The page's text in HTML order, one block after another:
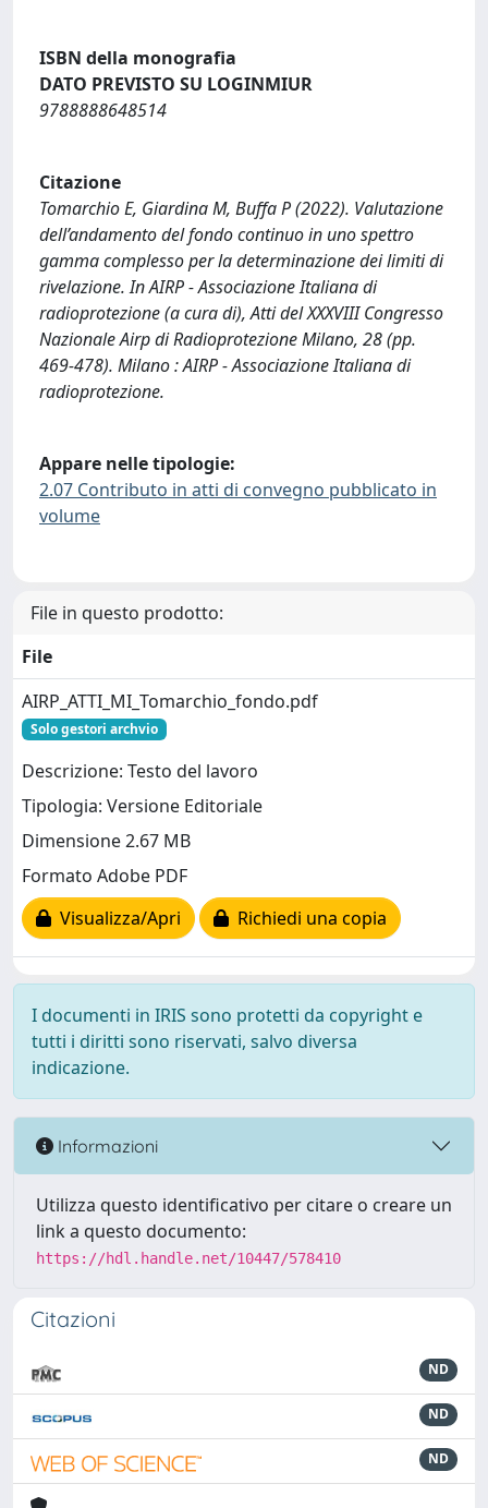
ISBN della monografia
DATO PREVISTO SU LOGINMIUR
9788888648514
Citazione
Tomarchio E, Giardina M, Buffa P (2022). Valutazione
dell’andamento del fondo continuo in uno spettro
gamma complesso per la determinazione dei limiti di
rivelazione. In AIRP - Associazione Italiana di
radioprotezione (a cura di), Atti del XXXVIII Congresso
Nazionale Airp di Radioprotezione Milano, 28 (pp.
469-478). Milano : AIRP - Associazione Italiana di
radioprotezione.
Appare nelle tipologie:
2.07 Contributo in atti di convegno pubblicato in
volume
File in questo prodotto:
File
AIRP_ATTI_MI_Tomarchio_fondo.pdf
Solo gestori archvio
Descrizione: Testo del lavoro
Tipologia: Versione Editoriale
Dimensione 2.67 MB
Formato Adobe PDF
Visualizza/Apri
Richiedi una copia
I documenti in IRIS sono protetti da copyright e
tutti i diritti sono riservati, salvo diversa
indicazione.
Informazioni
Utilizza questo identificativo per citare o creare un
link a questo documento:
https://hdl.handle.net/10447/578410
Citazioni
ND
ND
ND